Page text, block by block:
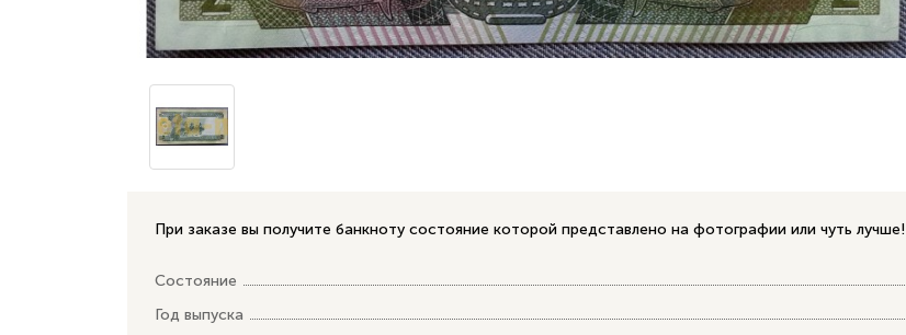
При заказе вы получите банкноту состояние которой представлено на фотографии или чуть лучше!
Состояние
Год выпуска